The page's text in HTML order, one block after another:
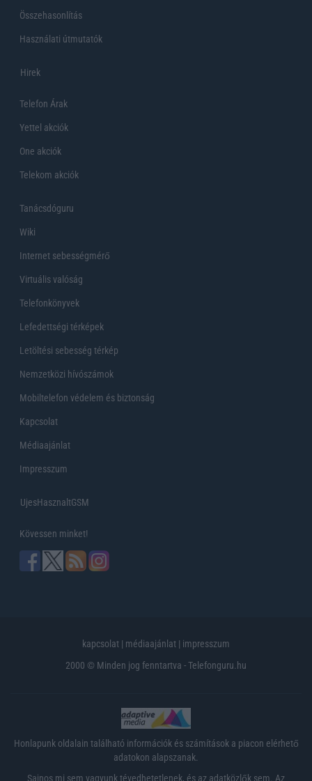
Összehasonlítás
Használati útmutatók
Hirek
Telefon Árak
Yettel akciók
One akciók
Telekom akciók
Tanácsdóguru
Wiki
Internet sebességmérő
Virtuális valóság
Telefonkönyvek
Lefedettségi térképek
Letöltési sebesség térkép
Nemzetközi hívószámok
Mobiltelefon védelem és biztonság
Kapcsolat
Médiaajánlat
Impresszum
UjesHasznaltGSM
Kövessen minket!
kapcsolat | médiaajánlat | impresszum
2000 © Minden jog fenntartva - Telefonguru.hu
Honlapunk oldalain található információk és számítások a piacon elérhető
adatokon alapszanak.
Sajnos mi sem vagyunk tévedhetetlenek, és az adatközlők sem. Az